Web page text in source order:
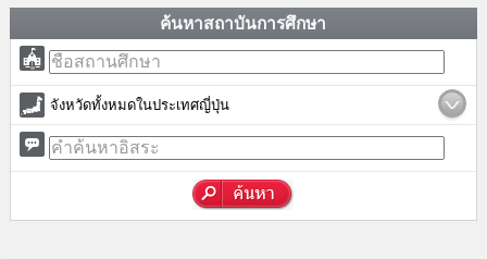
ค้นหาสถาบันการศึกษา
จังหวัดทั้งหมดในประเทศญี่ปุ่น